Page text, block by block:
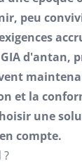
peu
d'antan,
et la
une
compte.